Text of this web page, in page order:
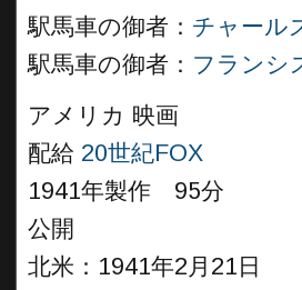
駅馬車の御者： チャール
駅馬車の御者： フランシ
アメリカ 映画
配給 20世紀FOX
1941年製作 95分
公開
北米：1941年2月21日